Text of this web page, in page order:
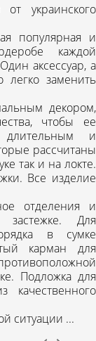
украинского
популярная и
каждой
аксессуар, а
заменить
декором,
чтобы ее
длительным и
рассчитаны
так и на локте.
Все изделие
отделения и
застежке. Для
в сумке
карман для
Подложка для
качественного
ситуации ...